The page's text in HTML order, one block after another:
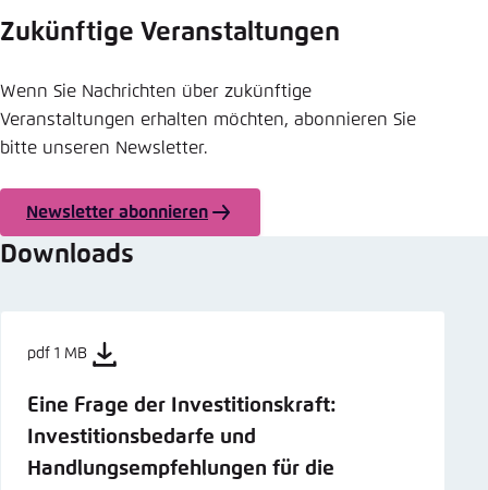
Zukünftige Veranstaltungen
Wenn Sie Nachrichten über zukünftige
Veranstaltungen erhalten möchten, abonnieren Sie
bitte unseren Newsletter.
Newsletter abonnieren
Downloads
pdf 1 MB
Eine Frage der Investitionskraft:
Investitionsbedarfe und
Handlungsempfehlungen für die